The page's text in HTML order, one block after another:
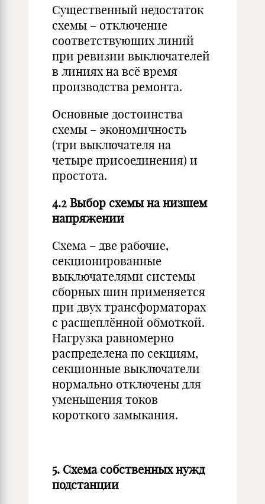
Существенный недостаток
схемы – отключение
соответствующих линий
при ревизии выключателей
в линиях на всё время
производства ремонта.
Основные достоинства
схемы – экономичность
(три выключателя на
четыре присоединения) и
простота.
4.2 Выбор схемы на низшем
напряжении
Схема – две рабочие,
секционированные
выключателями системы
сборных шин применяется
при двух трансформаторах
с расщеплённой обмоткой.
Нагрузка равномерно
распределена по секциям,
секционные выключатели
нормально отключены для
уменьшения токов
короткого замыкания.
5. Схема собственных нужд
подстанции